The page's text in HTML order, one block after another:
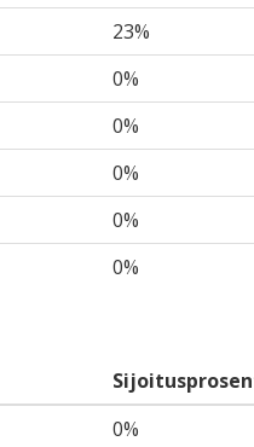
23%
0%
0%
0%
0%
0%
0%